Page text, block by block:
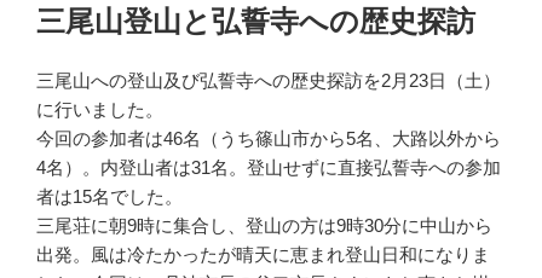
稿
日:
三尾山登山と弘誓寺への歴史探訪
三尾山への登山及び弘誓寺への歴史探訪を2月23日（土）
に行いました。
今回の参加者は46名（うち篠山市から5名、大路以外から
4名）。内登山者は31名。登山せずに直接弘誓寺への参加
者は15名でした。
三尾荘に朝9時に集合し、登山の方は9時30分に中山から
出発。風は冷たかったが晴天に恵まれ登山日和になりま